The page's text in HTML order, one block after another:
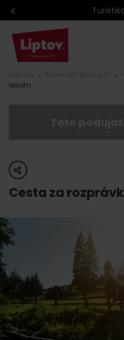
lesom
share
Cesta za